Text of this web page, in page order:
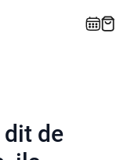
dit de